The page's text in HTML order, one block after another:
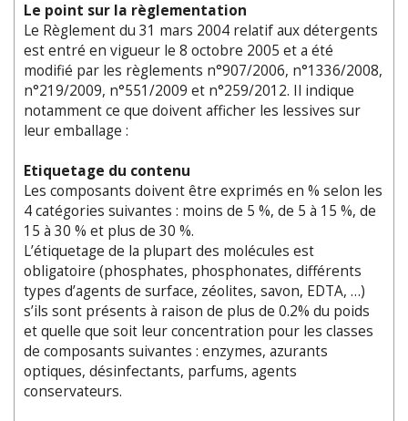
Le point sur la règlementation
Le Règlement du 31 mars 2004 relatif aux détergents
est entré en vigueur le 8 octobre 2005 et a été
modifié par les règlements n°907/2006, n°1336/2008,
n°219/2009, n°551/2009 et n°259/2012. Il indique
notamment ce que doivent afficher les lessives sur
leur emballage :
Etiquetage du contenu
Les composants doivent être exprimés en % selon les
4 catégories suivantes : moins de 5 %, de 5 à 15 %, de
15 à 30 % et plus de 30 %.
L’étiquetage de la plupart des molécules est
obligatoire (phosphates, phosphonates, différents
types d’agents de surface, zéolites, savon, EDTA, …)
s’ils sont présents à raison de plus de 0.2% du poids
et quelle que soit leur concentration pour les classes
de composants suivantes : enzymes, azurants
optiques, désinfectants, parfums, agents
conservateurs.